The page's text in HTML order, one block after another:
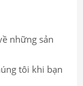
những sản
tôi khi bạn